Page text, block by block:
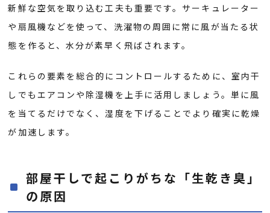
新鮮な空気を取り込む工夫も重要です。サーキュレーター
や扇風機などを使って、洗濯物の周囲に常に風が当たる状
態を作ると、水分が素早く飛ばされます。
これらの要素を総合的にコントロールするために、室内干
しでもエアコンや除湿機を上手に活用しましょう。単に風
を当てるだけでなく、湿度を下げることでより確実に乾燥
が加速します。
部屋干しで起こりがちな「生乾き臭」
の原因